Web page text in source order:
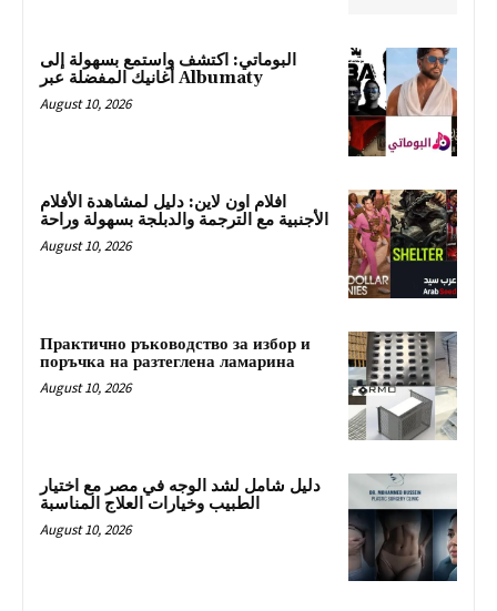
البوماتي: اكتشف واستمع بسهولة إلى
أغانيك المفضلة عبر Albumaty
August 10, 2026
افلام اون لاين: دليل لمشاهدة الأفلام
الأجنبية مع الترجمة والدبلجة بسهولة وراحة
August 10, 2026
Практично ръководство за избор и
поръчка на разтеглена ламарина
August 10, 2026
دليل شامل لشد الوجه في مصر مع اختيار
الطبيب وخيارات العلاج المناسبة
August 10, 2026